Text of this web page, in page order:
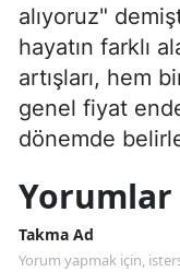
alıyoruz"
hayatın farklı
artışları, hem
genel fiyat
dönemde
Yorumlar
Takma Ad
Yorum yapmak için,